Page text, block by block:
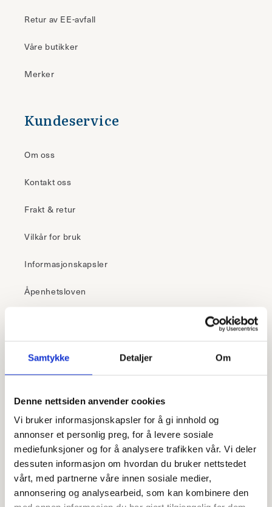
Samtykke Detaljer Om
Denne nettsiden anvender cookies
Vi bruker informasjonskapsler for å gi innhold og
annonser et personlig preg, for å levere sosiale
mediefunksjoner og for å analysere trafikken vår. Vi deler
dessuten informasjon om hvordan du bruker nettstedet
vårt, med partnerne våre innen sosiale medier,
annonsering og analysearbeid, som kan kombinere den
Retur av EE-avfall
Våre butikker
Merker
Kundeservice
Om oss
Kontakt oss
Frakt & retur
Vilkår for bruk
Informasjonskapsler
Åpenhetsloven
Klikk & hent
Frakt fra 99,-
Fri retur i butikk
Rask levering– 1-5 virkedager